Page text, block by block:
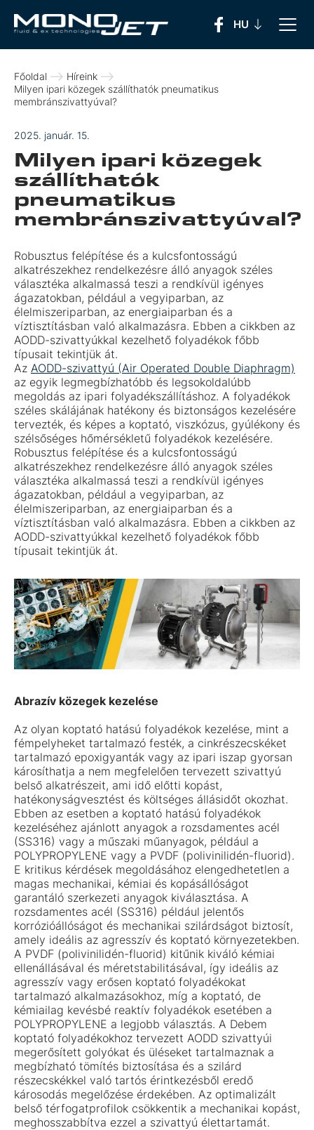
Főoldal
Híreink
Milyen ipari közegek szállíthatók pneumatikus
membránszivattyúval?
2025. január. 15.
Milyen ipari közegek
szállíthatók
pneumatikus
membránszivattyúval?
Robusztus felépítése és a kulcsfontosságú
alkatrészekhez rendelkezésre álló anyagok széles
választéka alkalmassá teszi a rendkívül igényes
ágazatokban, például a vegyiparban, az
élelmiszeriparban, az energiaiparban és a
víztisztításban való alkalmazásra. Ebben a cikkben az
AODD-szivattyúkkal kezelhető folyadékok főbb
típusait tekintjük át.
Az AODD-szivattyú (Air Operated Double Diaphragm)
az egyik legmegbízhatóbb és legsokoldalúbb
megoldás az ipari folyadékszállításhoz. A folyadékok
széles skálájának hatékony és biztonságos kezelésére
tervezték, és képes a koptató, viszkózus, gyúlékony és
szélsőséges hőmérsékletű folyadékok kezelésére.
Robusztus felépítése és a kulcsfontosságú
alkatrészekhez rendelkezésre álló anyagok széles
választéka alkalmassá teszi a rendkívül igényes
ágazatokban, például a vegyiparban, az
élelmiszeriparban, az energiaiparban és a
víztisztításban való alkalmazásra. Ebben a cikkben az
AODD-szivattyúkkal kezelhető folyadékok főbb
típusait tekintjük át.
Abrazív közegek kezelése
Az olyan koptató hatású folyadékok kezelése, mint a
fémpelyheket tartalmazó festék, a cinkrészecskéket
tartalmazó epoxigyanták vagy az ipari iszap gyorsan
károsíthatja a nem megfelelően tervezett szivattyú
belső alkatrészeit, ami idő előtti kopást,
hatékonyságvesztést és költséges állásidőt okozhat.
Ebben az esetben a koptató hatású folyadékok
kezeléséhez ajánlott anyagok a rozsdamentes acél
(SS316) vagy a műszaki műanyagok, például a
POLYPROPYLENE vagy a PVDF (polivinilidén-fluorid).
E kritikus kérdések megoldásához elengedhetetlen a
magas mechanikai, kémiai és kopásállóságot
garantáló szerkezeti anyagok kiválasztása. A
rozsdamentes acél (SS316) például jelentős
korrózióállóságot és mechanikai szilárdságot biztosít,
amely ideális az agresszív és koptató környezetekben.
A PVDF (polivinilidén-fluorid) kitűnik kiváló kémiai
ellenállásával és méretstabilitásával, így ideális az
agresszív vagy erősen koptató folyadékokat
tartalmazó alkalmazásokhoz, míg a koptató, de
kémiailag kevésbé reaktív folyadékok esetében a
POLYPROPYLENE a legjobb választás. A Debem
koptató folyadékokhoz tervezett AODD szivattyúi
megerősített golyókat és üléseket tartalmaznak a
megbízható tömítés biztosítása és a szilárd
részecskékkel való tartós érintkezésből eredő
károsodás megelőzése érdekében. Az optimalizált
belső térfogatprofilok csökkentik a mechanikai kopást,
meghosszabbítva ezzel a szivattyú élettartamát.